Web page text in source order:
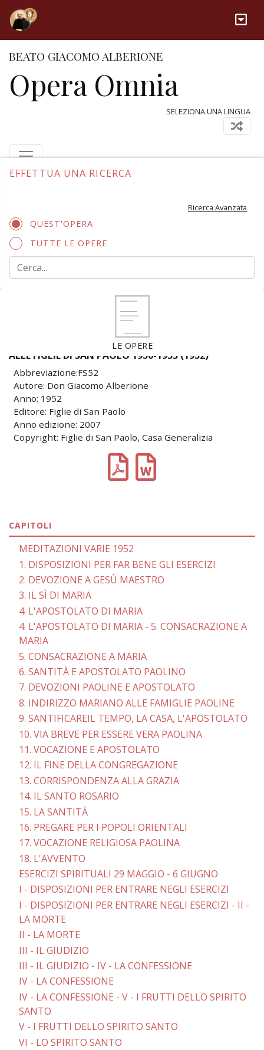
BEATO GIACOMO ALBERIONE
Opera Omnia
SELEZIONA UNA LINGUA
EFFETTUA UNA RICERCA
Ricerca Avanzata
QUEST'OPERA
TUTTE LE OPERE
LE OPERE
ALLE FIGLIE DI SAN PAOLO 1950-1953 (1952)
Abbreviazione:FS52
Autore: Don Giacomo Alberione
Anno: 1952
Editore: Figlie di San Paolo
Anno edizione: 2007
Copyright: Figlie di San Paolo, Casa Generalizia
CAPITOLI
MEDITAZIONI VARIE 1952
1. DISPOSIZIONI PER FAR BENE GLI ESERCIZI
2. DEVOZIONE A GESÙ MAESTRO
3. IL SÌ DI MARIA
4. L'APOSTOLATO DI MARIA
4. L'APOSTOLATO DI MARIA - 5. CONSACRAZIONE A
MARIA
5. CONSACRAZIONE A MARIA
6. SANTITÀ E APOSTOLATO PAOLINO
7. DEVOZIONI PAOLINE E APOSTOLATO
8. INDIRIZZO MARIANO ALLE FAMIGLIE PAOLINE
9. SANTIFICAREIL TEMPO, LA CASA, L'APOSTOLATO
10. VIA BREVE PER ESSERE VERA PAOLINA
11. VOCAZIONE E APOSTOLATO
12. IL FINE DELLA CONGREGAZIONE
13. CORRISPONDENZA ALLA GRAZIA
14. IL SANTO ROSARIO
15. LA SANTITÀ
16. PREGARE PER I POPOLI ORIENTALI
17. VOCAZIONE RELIGIOSA PAOLINA
18. L'AVVENTO
ESERCIZI SPIRITUALI 29 MAGGIO - 6 GIUGNO
I - DISPOSIZIONI PER ENTRARE NEGLI ESERCIZI
I - DISPOSIZIONI PER ENTRARE NEGLI ESERCIZI - II -
LA MORTE
II - LA MORTE
III - IL GIUDIZIO
III - IL GIUDIZIO - IV - LA CONFESSIONE
IV - LA CONFESSIONE
IV - LA CONFESSIONE - V - I FRUTTI DELLO SPIRITO
SANTO
V - I FRUTTI DELLO SPIRITO SANTO
VI - LO SPIRITO SANTO